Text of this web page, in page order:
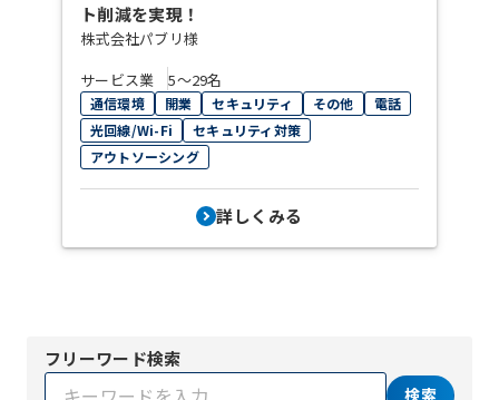
ト削減を実現！
株式会社パブリ様
サービス業
5〜29名
通信環境 開業 セキュリティ その他
電話
光回線/Wi-Fi
セキュリティ対策
アウトソーシング
詳しくみる
フリーワード検索
検索